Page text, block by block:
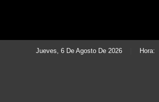
Jueves, 6 De Agosto De 2026 Hora: